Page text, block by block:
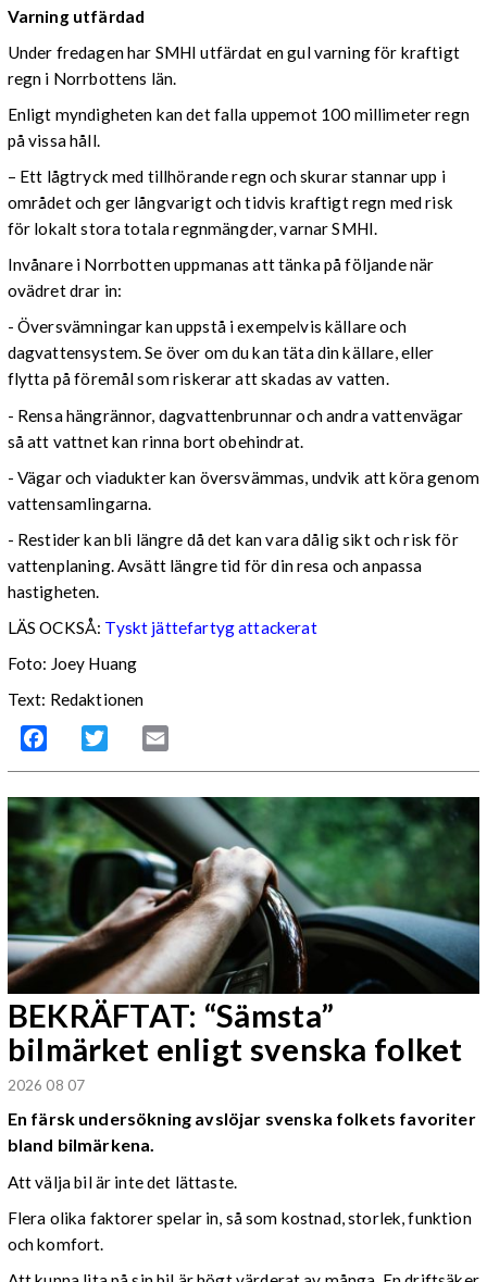
Varning utfärdad
Under fredagen har SMHI utfärdat en gul varning för kraftigt
regn i Norrbottens län.
Enligt myndigheten kan det falla uppemot 100 millimeter regn
på vissa håll.
– Ett lågtryck med tillhörande regn och skurar stannar upp i
området och ger långvarigt och tidvis kraftigt regn med risk
för lokalt stora totala regnmängder, varnar SMHI.
Invånare i Norrbotten uppmanas att tänka på följande när
ovädret drar in:
- Översvämningar kan uppstå i exempelvis källare och
dagvattensystem. Se över om du kan täta din källare, eller
flytta på föremål som riskerar att skadas av vatten.
- Rensa hängrännor, dagvattenbrunnar och andra vattenvägar
så att vattnet kan rinna bort obehindrat.
- Vägar och viadukter kan översvämmas, undvik att köra genom
vattensamlingarna.
- Restider kan bli längre då det kan vara dålig sikt och risk för
vattenplaning. Avsätt längre tid för din resa och anpassa
hastigheten.
LÄS OCKSÅ: Tyskt jättefartyg attackerat
Foto: Joey Huang
Text: Redaktionen
Facebook Twitter
BEKRÄFTAT: “Sämsta”
bilmärket enligt svenska folket
2026 08 07
En färsk undersökning avslöjar svenska folkets favoriter
bland bilmärkena.
Att välja bil är inte det lättaste.
Flera olika faktorer spelar in, så som kostnad, storlek, funktion
och komfort.